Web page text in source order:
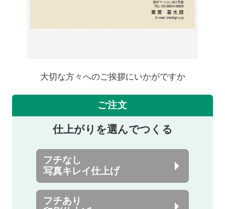
大切な方々へのご挨拶にいかがですか
ご注文
仕上がりを選んでつくる
フチなし
写真キレイ仕上げ
フチあり